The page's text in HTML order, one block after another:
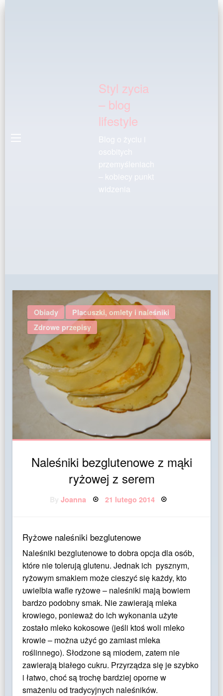
Styl zycia
– blog
lifestyle
przemyśleniach
– kobiecy punkt
widzenia
Obiady
Placuszki, omlety i naleśniki
Zdrowe przepisy
Naleśniki bezglutenowe z mąki
ryżowej z serem
ByJoanna Posted
on
21 lutego 2014
Ryżowe naleśniki bezglutenowe
Naleśniki bezglutenowe to dobra opcja dla osób,
które nie tolerują glutenu. Jednak ich pysznym,
ryżowym smakiem może cieszyć się każdy, kto
uwielbia wafle ryżowe – naleśniki mają bowiem
bardzo podobny smak. Nie zawierają mleka
krowiego, ponieważ do ich wykonania użyte
zostało mleko kokosowe (jeśli ktoś woli mleko
krowie – można użyć go zamiast mleka
roślinnego). Słodzone są miodem, zatem nie
zawierają białego cukru. Przyrządza się je szybko
i łatwo, choć są trochę bardziej oporne w
smażeniu od tradycyjnych naleśników.